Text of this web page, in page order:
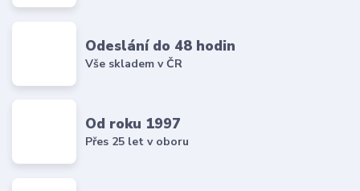
Odeslání do 48 hodin
Vše skladem v ČR
Od roku 1997
Přes 25 let v oboru